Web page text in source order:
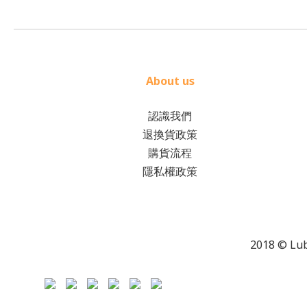
About us
認識我們
退換貨政策
購貨流程
隱私權政策
2018 ©